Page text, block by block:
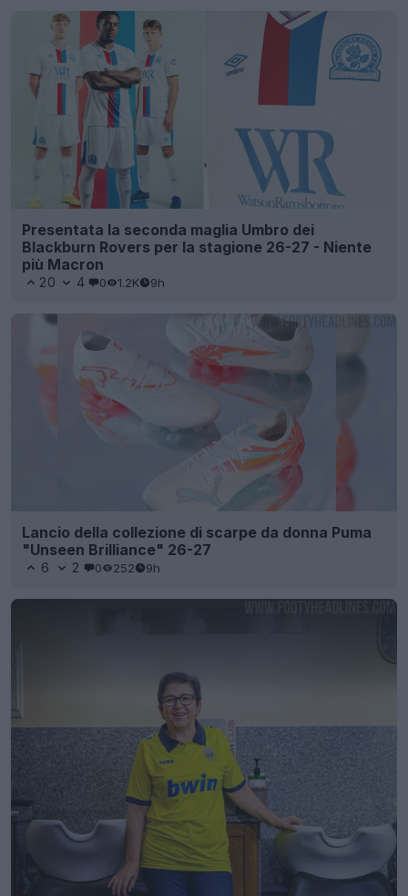
Presentata la seconda maglia Umbro dei
Blackburn Rovers per la stagione 26-27 - Niente
più Macron
20 4 0 1.2K 9h
Lancio della collezione di scarpe da donna Puma
"Unseen Brilliance" 26-27
6 2 0 252 9h